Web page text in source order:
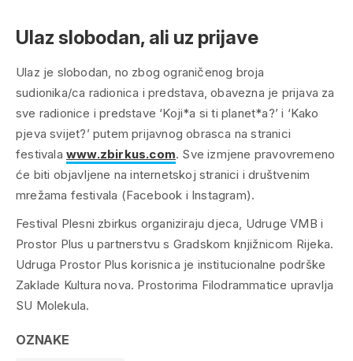
Ulaz slobodan, ali uz prijave
Ulaz je slobodan, no zbog ograničenog broja
sudionika/ca radionica i predstava, obavezna je prijava za
sve radionice i predstave ‘Koji*a si ti planet*a?’ i ‘Kako
pjeva svijet?’ putem prijavnog obrasca na stranici
festivala www.zbirkus.com. Sve izmjene pravovremeno
će biti objavljene na internetskoj stranici i društvenim
mrežama festivala (Facebook i Instagram).
Festival Plesni zbirkus organiziraju djeca, Udruge VMB i
Prostor Plus u partnerstvu s Gradskom knjižnicom Rijeka.
Udruga Prostor Plus korisnica je institucionalne podrške
Zaklade Kultura nova. Prostorima Filodrammatice upravlja
SU Molekula.
OZNAKE